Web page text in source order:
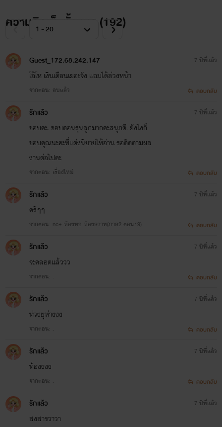
ความคิดเห็นทั้งหมด (192)
Guest_172.68.242.147
โอ้โห เงินเดือนเยอะจัง แถมได้ล่วงหน้า
จากตอน: ลบแล้ว
7 ปีที่แล้ว
ตอบกลับ
รักแล้ว
ชอบคะ. ชอบตอนรุ่นลูกมากคะสนุกดี. ยังไงก็
ขอบคุณนะคะที่แต่งนิยายให้อ่าน รอติดตามผล
งานต่อไปคะ
จากตอน: เรื่องใหม่
7 ปีที่แล้ว
ตอบกลับ
รักแล้ว
คริๆๆ
จากตอน: nc+ ห้องหอ ห้องสวาท(ภาค2 ตอน19)
7 ปีที่แล้ว
ตอบกลับ
รักแล้ว
จะคลอดแล้ววว
จากตอน: .
7 ปีที่แล้ว
ตอบกลับ
รักแล้ว
ห่วงยุห่างงง
จากตอน: .
7 ปีที่แล้ว
ตอบกลับ
รักแล้ว
ท้องงงง
จากตอน: .
7 ปีที่แล้ว
ตอบกลับ
รักแล้ว
สงสารวาวา
7 ปีที่แล้ว